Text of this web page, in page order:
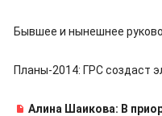
Бывшее и нынешнее
Планы-2014: ГРС создаст
Алина Шаикова: В